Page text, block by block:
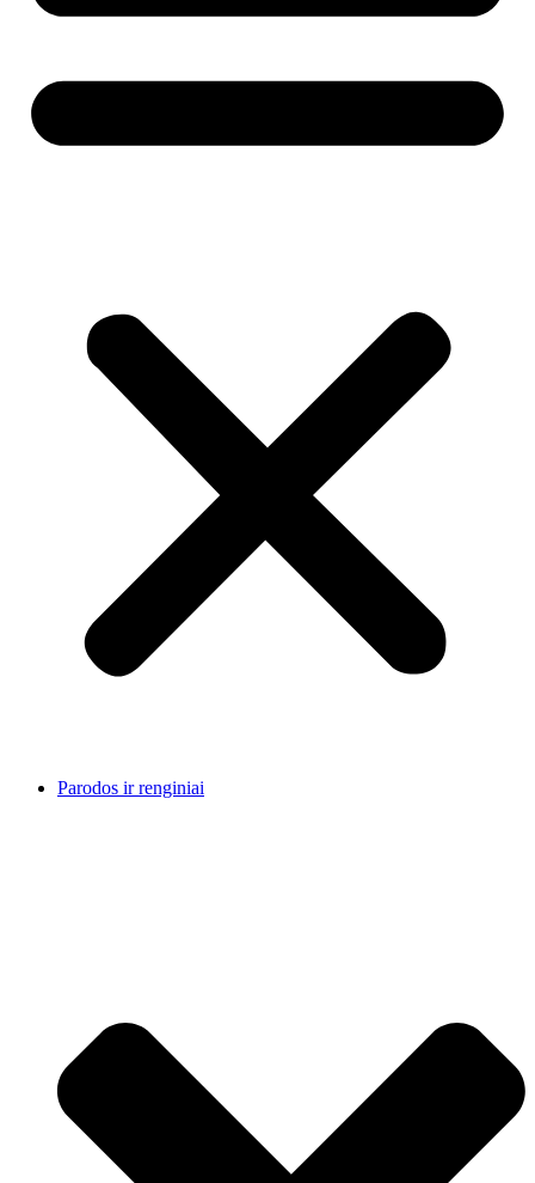
Parodos ir renginiai